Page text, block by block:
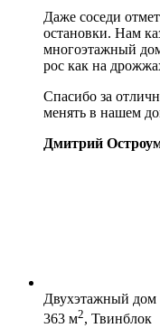
Даже соседи
остановки. Нам
многоэтажный
рос как на
Спасибо за
менять в нашем
Дмитрий
Двухэтажный дом
363 м2, Твинблок